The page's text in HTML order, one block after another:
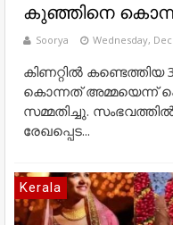
കുഞ്ഞിനെ
Soorya Wednesday,
കിണറ്റിൽ
കൊന്നത് അമ്മയെന്ന്
സമ്മതിച്ചു.
രേഖപ്പെട...
Kerala